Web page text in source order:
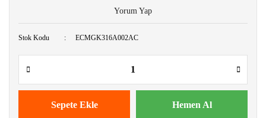
Yorum Yap
Stok Kodu ECMGK316A002AC
Sepete Ekle Hemen Al